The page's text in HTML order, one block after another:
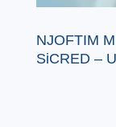
NJOFTIM
SiCRED –